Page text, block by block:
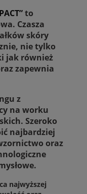
”to
Czasza
skóry
nie tylko
jak również
zapewnia
z
na worku
Szeroko
najbardziej
oraz
najwyższej